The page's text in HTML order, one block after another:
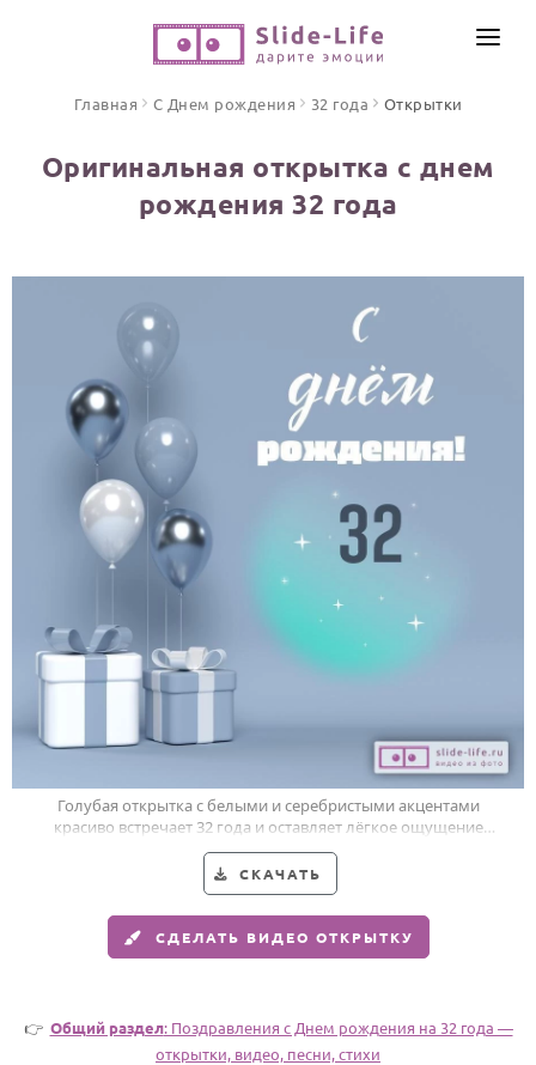
ПО ФОРМАТУ
Песни поздравления
Открытки
Стихи и тексты
ПРАЗДНИКИ
С Днем рождения
Юбилей
Свадьба
Годовщина свадьбы
Мужчине
Маме
Папе
По именам
ИНСТРУМЕНТЫ
Главная С Днем рождения 32 года Открытки
Оригинальная открытка с днем
рождения 32 года
Голубая открытка с белыми и серебристыми акцентами
красиво встречает 32 года и оставляет лёгкое ощущение
праздничного света.
СКАЧАТЬ
СДЕЛАТЬ ВИДЕО ОТКРЫТКУ
👉 Общий раздел: Поздравления c Днем рождения на 32 года —
открытки, видео, песни, стихи